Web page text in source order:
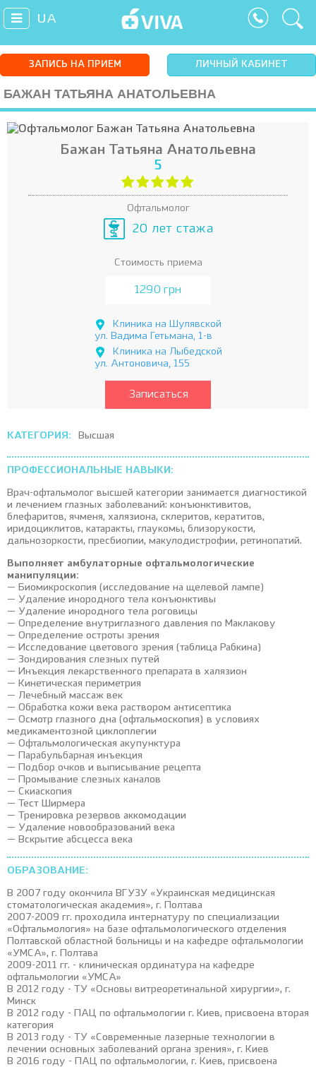
UA
ЗАПИСЬ НА ПРИЕМ ЛИЧНЫЙ КАБИНЕТ
БАЖАН ТАТЬЯНА АНАТОЛЬЕВНА
Бажан Татьяна Анатольевна
5
Офтальмолог
20 лет стажа
Стоимость приема
1290 грн
Клиника на Шулявской
ул. Вадима Гетьмана, 1-в
Клиника на Лыбедской
ул. Антоновича, 155
Записаться
КАТЕГОРИЯ: Высшая
ПРОФЕССИОНАЛЬНЫЕ НАВЫКИ:
Врач-офтальмолог высшей категории занимается диагностикой
и лечением глазных заболеваний: конъюнктивитов,
блефаритов, ячменя, халязиона, склеритов, кератитов,
иридоциклитов, катаракты, глаукомы, близорукости,
дальнозоркости, пресбиопии, макулодистрофии, ретинопатий.
Выполняет амбулаторные офтальмологические
манипуляции:
— Биомикроскопия (исследование на щелевой лампе)
— Удаление инородного тела конъюнктивы
— Удаление инородного тела роговицы
— Определение внутриглазного давления по Маклакову
— Определение остроты зрения
— Исследование цветового зрения (таблица Рабкина)
— Зондирования слезных путей
— Инъекция лекарственного препарата в халязион
— Кинетическая периметрия
— Лечебный массаж век
— Обработка кожи века раствором антисептика
— Осмотр глазного дна (офтальмоскопия) в условиях
медикаментозной циклоплегии
— Офтальмологическая акупунктура
— Парабульбарная инъекция
— Подбор очков и выписывание рецепта
— Промывание слезных каналов
— Скиаскопия
— Тест Ширмера
— Тренировка резервов аккомодации
— Удаление новообразований века
— Вскрытие абсцесса века
ОБРАЗОВАНИЕ:
В 2007 году окончила ВГУЗУ «Украинская медицинская
стоматологическая академия», г. Полтава
2007-2009 гг. проходила интернатуру по специализации
«Офтальмология» на базе офтальмологического отделения
Полтавской областной больницы и на кафедре офтальмологии
«УМСА», г. Полтава
2009-2011 гг. - клиническая ординатура на кафедре
офтальмологии «УМСА»
В 2012 году - ТУ «Основы витреоретинальной хирургии», г.
Минск
В 2012 году - ПАЦ по офтальмологии г. Киев, присвоена вторая
категория
В 2013 году - ТУ «Современные лазерные технологии в
лечении основных заболеваний органа зрения», г. Киев
В 2016 году - ПАЦ по офтальмологии, г. Киев, присвоена